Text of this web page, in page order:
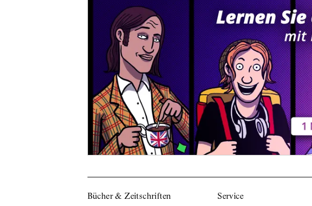
Bücher & Zeitschriften Service